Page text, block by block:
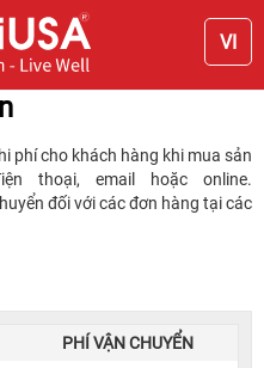
VI
phí cho khách hàng khi mua sản
thoại, email hoặc online.
đối với các đơn hàng tại các
PHÍ VẬN CHUYỂN